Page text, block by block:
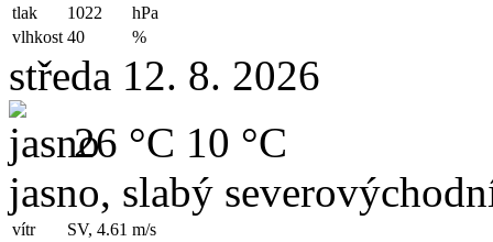
tlak
1022
hPa
vlhkost 40 %
středa 12. 8. 2026
26 °C 10 °C
jasno, slabý
vítr SV, 4.61 m/s